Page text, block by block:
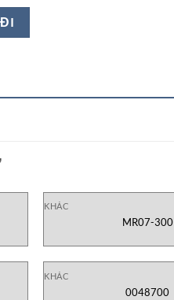
KHÁC
MR07-300
KHÁC
0048700